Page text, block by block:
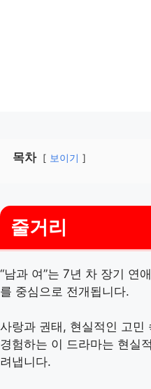
목차 보이기
줄거리
“남과 여”는 7년 차 장기 연
를 중심으로 전개됩니다.
사랑과 권태, 현실적인 고민
경험하는 이 드라마는 현실
려냅니다.